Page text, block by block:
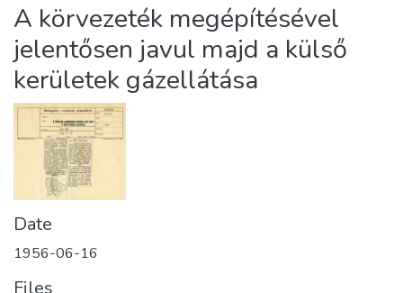
About us
A körvezeték megépítésével
jelentősen javul majd a külső
kerületek gázellátása
Date
1956-06-16
Files